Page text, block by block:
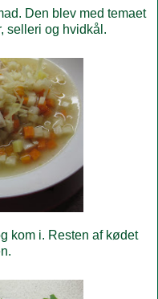
Den blev med temaet
selleri og hvidkål.
kom i. Resten af kødet